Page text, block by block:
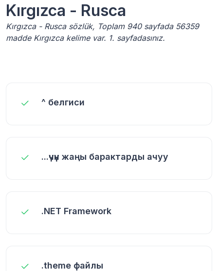
Kırgızca - Rusca
Kırgızca - Rusca sözlük, Toplam 940 sayfada 56359
madde Kırgızca kelime var. 1. sayfadasınız.
^ белгиси
...үчүн жаңы барактарды ачуу
.NET Framework
.theme файлы